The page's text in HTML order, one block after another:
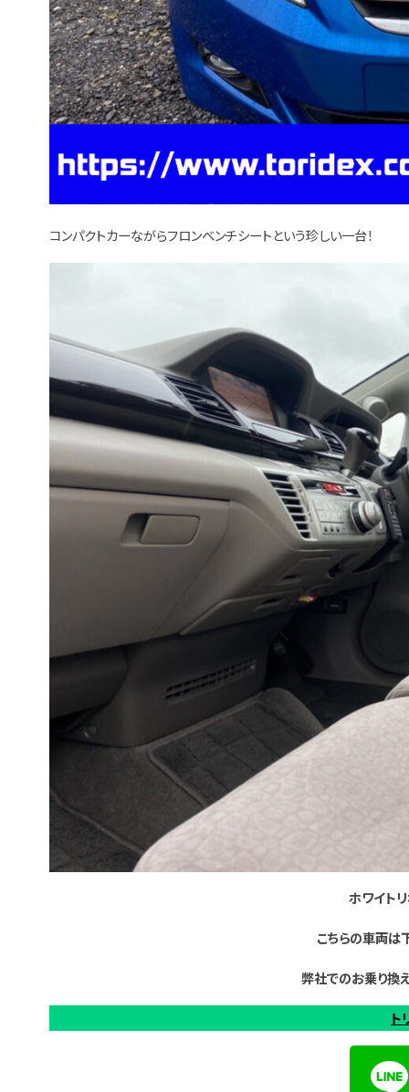
コンパクトカーながらフロンベンチシートという珍しい一台！
ホワイト
こちらの車両は
弊社でのお乗り換
ト